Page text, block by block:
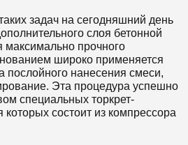
задач на сегодняшний день
слоя бетонной
максимально прочного
широко применяется
послойного нанесения смеси,
Эта процедура успешно
специальных торкрет-
которых состоит из компрессора